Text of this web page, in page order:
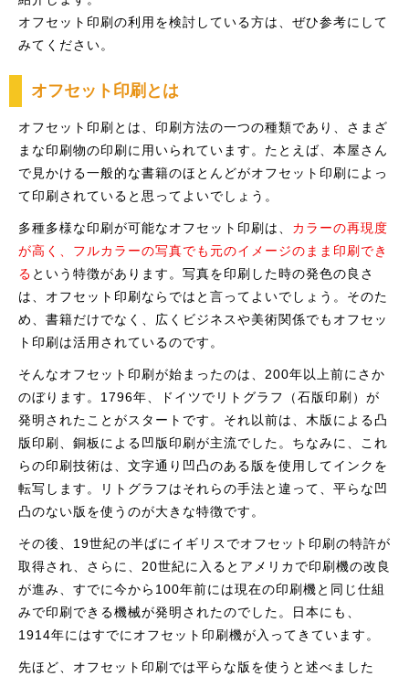
オフセット印刷の利用を検討している方は、ぜひ参考にして
みてください。
オフセット印刷とは
オフセット印刷とは、印刷方法の一つの種類であり、さまざ
まな印刷物の印刷に用いられています。たとえば、本屋さん
で見かける一般的な書籍のほとんどがオフセット印刷によっ
て印刷されていると思ってよいでしょう。
多種多様な印刷が可能なオフセット印刷は、 カラーの再現度
が高く、フルカラーの写真でも元のイメージのまま印刷でき
る という特徴があります。写真を印刷した時の発色の良さ
は、オフセット印刷ならではと言ってよいでしょう。そのた
め、書籍だけでなく、広くビジネスや美術関係でもオフセッ
ト印刷は活用されているのです。
そんなオフセット印刷が始まったのは、200年以上前にさか
のぼります。1796年、ドイツでリトグラフ（石版印刷）が
発明されたことがスタートです。それ以前は、木版による凸
版印刷、銅板による凹版印刷が主流でした。ちなみに、これ
らの印刷技術は、文字通り凹凸のある版を使用してインクを
転写します。リトグラフはそれらの手法と違って、平らな凹
凸のない版を使うのが大きな特徴です。
その後、19世紀の半ばにイギリスでオフセット印刷の特許が
取得され、さらに、20世紀に入るとアメリカで印刷機の改良
が進み、すでに今から100年前には現在の印刷機と同じ仕組
みで印刷できる機械が発明されたのでした。日本にも、
1914年にはすでにオフセット印刷機が入ってきています。
先ほど、オフセット印刷では平らな版を使うと述べました